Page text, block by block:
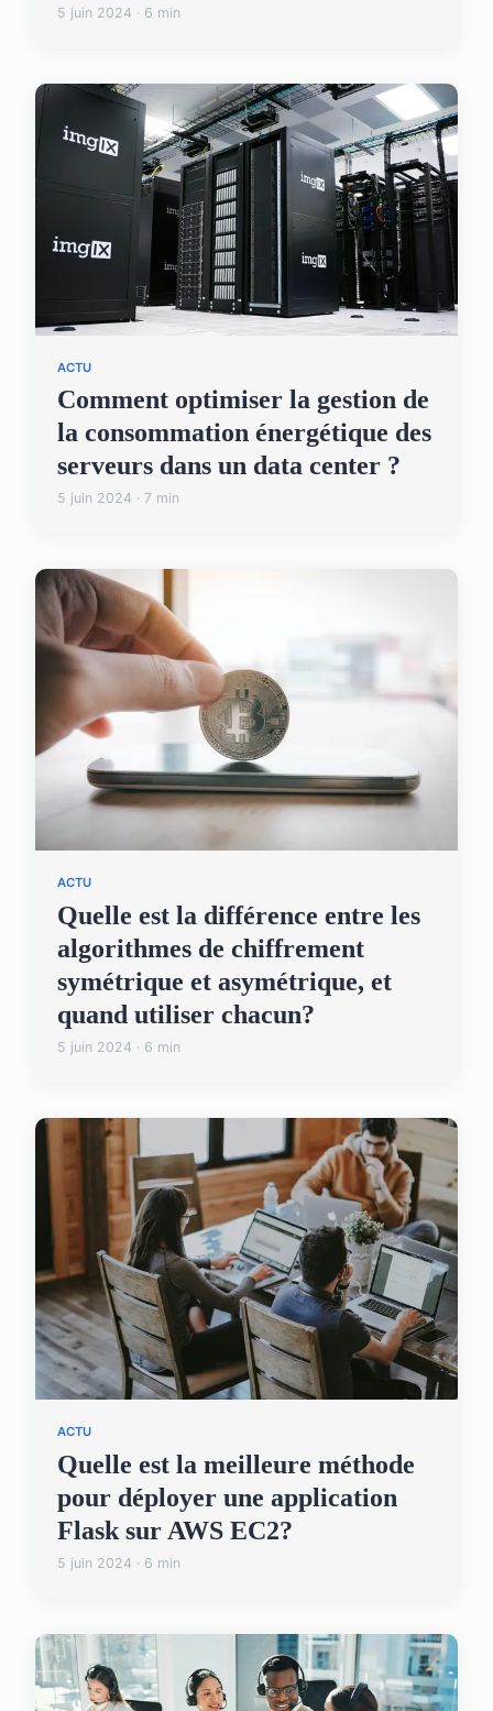
5 juin 2024 · 6 min
ACTU
Comment optimiser la gestion de
la consommation énergétique des
serveurs dans un data center ?
5 juin 2024 · 7 min
ACTU
Quelle est la différence entre les
algorithmes de chiffrement
symétrique et asymétrique, et
quand utiliser chacun?
5 juin 2024 · 6 min
ACTU
Quelle est la meilleure méthode
pour déployer une application
Flask sur AWS EC2?
5 juin 2024 · 6 min